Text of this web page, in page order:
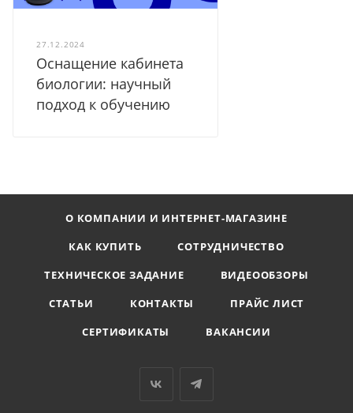
27.12.2024
Оснащение кабинета
биологии: научный
подход к обучению
О КОМПАНИИ И ИНТЕРНЕТ-МАГАЗИНЕ
КАК КУПИТЬ
СОТРУДНИЧЕСТВО
ТЕХНИЧЕСКОЕ ЗАДАНИЕ
ВИДЕООБЗОРЫ
СТАТЬИ
КОНТАКТЫ
ПРАЙС ЛИСТ
СЕРТИФИКАТЫ
ВАКАНСИИ